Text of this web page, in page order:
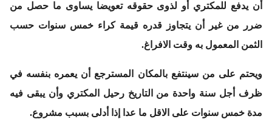
أن يدفع للمكتري أو لذوى حقوقه تعويضا يساوى ما حصل من
ضرر من غير أن يتجاوز قدره قيمة كراء خمس سنوات حسب
الثمن المعمول به وقت الافراغ.
ويحتم على من سينتفع بالمكان المسترجع أن يعمره بنفسه في
ظرف أجل سنة واحدة من التاريخ رحيل المكتري وأن يبقى فيه
مدة خمس سنوات على الاقل ما عدا إذا أدلى بسبب مشروع.